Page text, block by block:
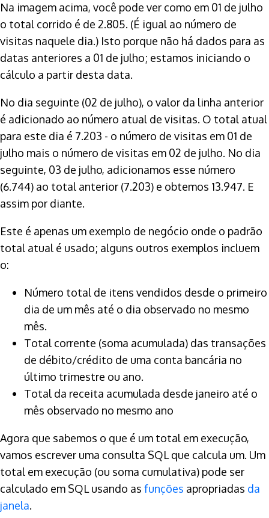
Na imagem acima, você pode ver como em 01 de julho
o total corrido é de 2.805. (É igual ao número de
visitas naquele dia.) Isto porque não há dados para as
datas anteriores a 01 de julho; estamos iniciando o
cálculo a partir desta data.
No dia seguinte (02 de julho), o valor da linha anterior
é adicionado ao número atual de visitas. O total atual
para este dia é 7.203 - o número de visitas em 01 de
julho mais o número de visitas em 02 de julho. No dia
seguinte, 03 de julho, adicionamos esse número
(6.744) ao total anterior (7.203) e obtemos 13.947. E
assim por diante.
Este é apenas um exemplo de negócio onde o padrão
total atual é usado; alguns outros exemplos incluem
o:
Número total de itens vendidos desde o primeiro
dia de um mês até o dia observado no mesmo
mês.
Total corrente (soma acumulada) das transações
de débito/crédito de uma conta bancária no
último trimestre ou ano.
Total da receita acumulada desde janeiro até o
mês observado no mesmo ano
Agora que sabemos o que é um total em execução,
vamos escrever uma consulta SQL que calcula um. Um
total em execução (ou soma cumulativa) pode ser
calculado em SQL usando as funções apropriadas da
janela.